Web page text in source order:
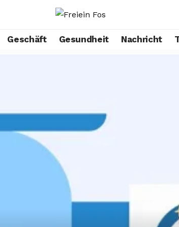
Geschäft Gesundheit Nachricht